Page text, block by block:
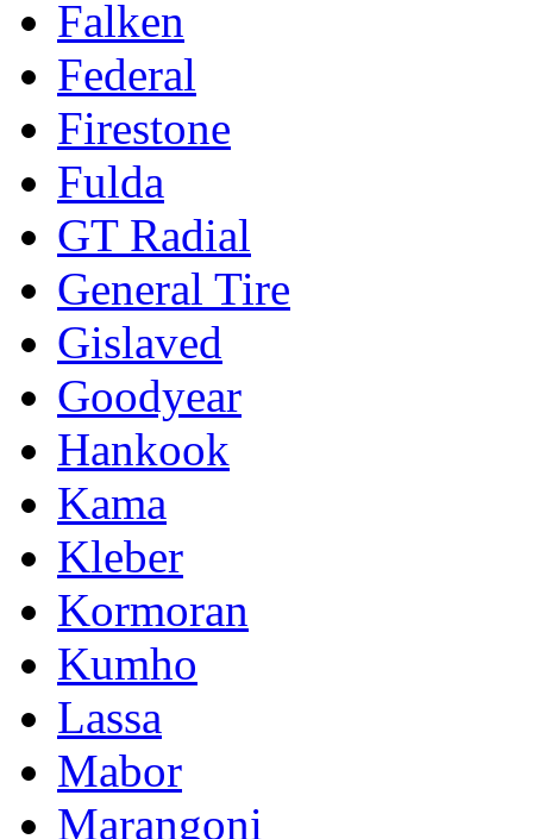
Falken
Federal
Firestone
Fulda
GT Radial
General Tire
Gislaved
Goodyear
Hankook
Kama
Kleber
Kormoran
Kumho
Lassa
Mabor
Marangoni